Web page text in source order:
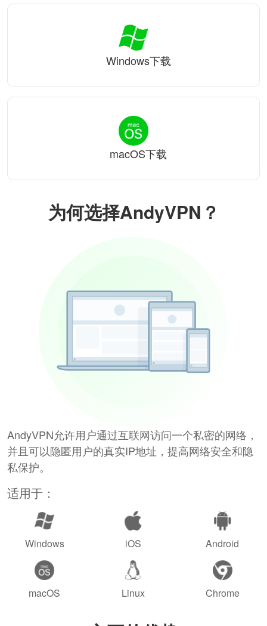
为何选择AndyVPN？
AndyVPN允许用户通过互联网访问一个私密的网络，
并且可以隐匿用户的真实IP地址，提高网络安全和隐
私保护。
适用于：
Windows iOS Android
macOS Linux Chrome
Windows下载
macOS下载